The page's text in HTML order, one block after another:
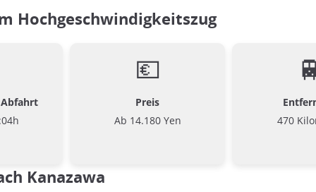
Hochgeschwindigkeitszug
💶
Preis
Ab 14.180 Yen
470
Kanazawa